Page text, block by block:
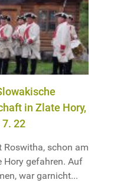
in Zlate Hory,
7. 22
Roswitha, schon am
Hory gefahren. Auf
war garnicht...